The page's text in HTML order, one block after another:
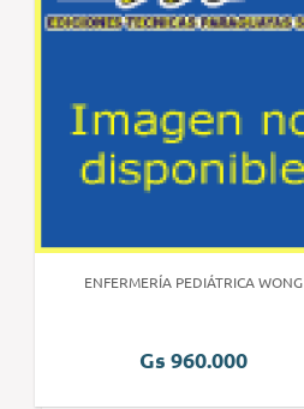
ENFERMERÍA PEDIÁTRICA WONG
Gs 960.000